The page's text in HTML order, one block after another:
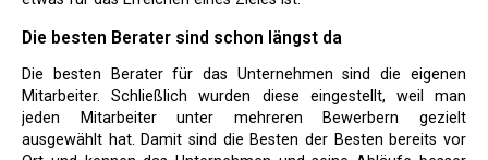
Die besten Berater sind schon längst da
Die besten Berater für das Unternehmen sind die eigenen
Mitarbeiter. Schließlich wurden diese eingestellt, weil man
jeden Mitarbeiter unter mehreren Bewerbern gezielt
ausgewählt hat. Damit sind die Besten der Besten bereits vor